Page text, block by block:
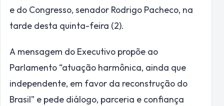
e do Congresso, senador Rodrigo Pacheco, na
tarde desta quinta-feira (2).
A mensagem do Executivo propõe ao
Parlamento “atuação harmônica, ainda que
independente, em favor da reconstrução do
Brasil” e pede diálogo, parceria e confiança